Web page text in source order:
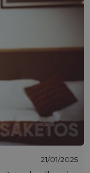
21/01/2025